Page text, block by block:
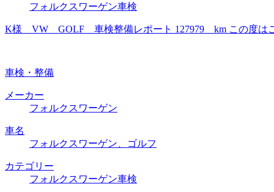
フォルクスワーゲン車検
K様 VW GOLF 車検整備レポート 127979 km この度はご
車検・整備
メーカー
フォルクスワーゲン
車名
フォルクスワーゲン、ゴルフ
カテゴリー
フォルクスワーゲン車検